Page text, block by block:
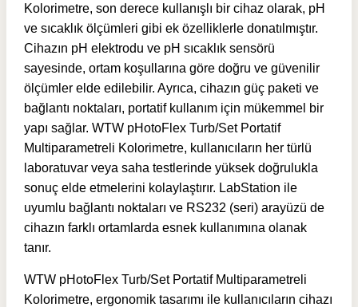
Kolorimetre, son derece kullanışlı bir cihaz olarak, pH
ve sıcaklık ölçümleri gibi ek özelliklerle donatılmıştır.
Cihazın pH elektrodu ve pH sıcaklık sensörü
sayesinde, ortam koşullarına göre doğru ve güvenilir
ölçümler elde edilebilir. Ayrıca, cihazın güç paketi ve
bağlantı noktaları, portatif kullanım için mükemmel bir
yapı sağlar. WTW pHotoFlex Turb/Set Portatif
Multiparametreli Kolorimetre, kullanıcıların her türlü
laboratuvar veya saha testlerinde yüksek doğrulukla
sonuç elde etmelerini kolaylaştırır. LabStation ile
uyumlu bağlantı noktaları ve RS232 (seri) arayüzü de
cihazın farklı ortamlarda esnek kullanımına olanak
tanır.
WTW pHotoFlex Turb/Set Portatif Multiparametreli
Kolorimetre, ergonomik tasarımı ile kullanıcıların cihazı